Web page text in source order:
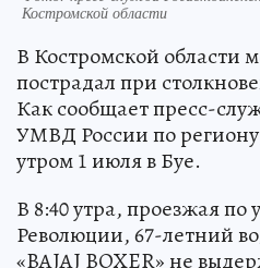
Костромской области
В Костромской области
пострадал при
Как сообщает пресс-
УМВД России по
утром 1 июля в Буе.
В 8:40 утра, проезжая по
Революции, 67-летний
«BAJAJ BOXER» не